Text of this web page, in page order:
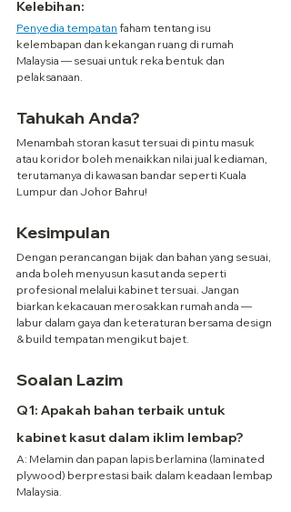
Kelebihan:
Penyedia tempatan faham tentang isu
kelembapan dan kekangan ruang di rumah
Malaysia — sesuai untuk reka bentuk dan
pelaksanaan.
Tahukah Anda?
Menambah storan kasut tersuai di pintu masuk
atau koridor boleh menaikkan nilai jual kediaman,
terutamanya di kawasan bandar seperti Kuala
Lumpur dan Johor Bahru!
Kesimpulan
Dengan perancangan bijak dan bahan yang sesuai,
anda boleh menyusun kasut anda seperti
profesional melalui kabinet tersuai. Jangan
biarkan kekacauan merosakkan rumah anda —
labur dalam gaya dan keteraturan bersama design
& build tempatan mengikut bajet.
Soalan Lazim
Q1: Apakah bahan terbaik untuk
kabinet kasut dalam iklim lembap?
A: Melamin dan papan lapis berlamina (laminated
plywood) berprestasi baik dalam keadaan lembap
Malaysia.